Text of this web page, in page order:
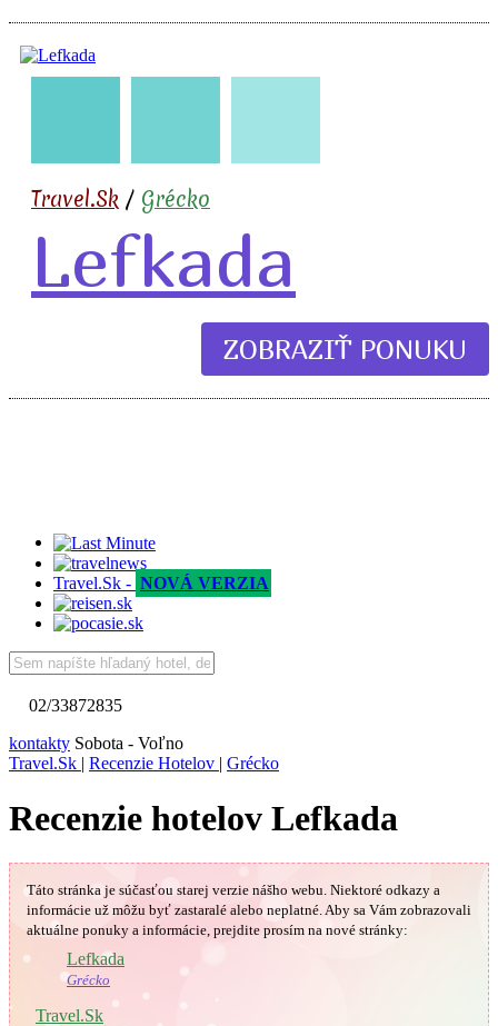
🇬🇷
Travel.Sk / Grécko
Lefkada
ZOBRAZIŤ PONUKU
Travel.Sk - NOVÁ VERZIA
02/33872835
kontakty Sobota - Voľno
Travel.Sk | Recenzie Hotelov | Grécko
Recenzie hotelov Lefkada
Táto stránka je súčasťou starej verzie nášho webu. Niektoré odkazy a
informácie už môžu byť zastaralé alebo neplatné.Aby sa Vám zobrazovali
aktuálne ponuky a informácie, prejdite prosím na nové stránky:
Lefkada
Grécko
Travel.Sk